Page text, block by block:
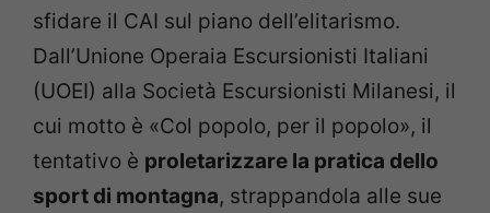
sfidare il CAI sul piano dell’elitarismo.
Dall’Unione Operaia Escursionisti Italiani
(UOEI) alla Società Escursionisti Milanesi, il
cui motto è «Col popolo, per il popolo», il
tentativo è proletarizzare la pratica dello
sport di montagna, strappandola alle sue